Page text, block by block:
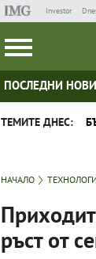
Investor
ПОСЛЕДНИ
ТЕМИТЕ ДНЕС:
НАЧАЛО
ръст от